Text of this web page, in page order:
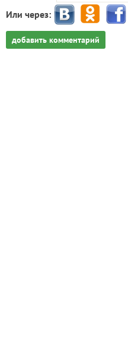
Или через:
добавить комментарий